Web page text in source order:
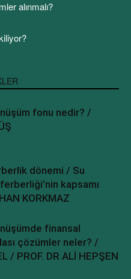
alınmalı?
fonu nedir? /
dönemi / Su
kapsamı
KORKMAZ
finansal
çözümler neler? /
/ PROF. DR ALİ HEPŞEN